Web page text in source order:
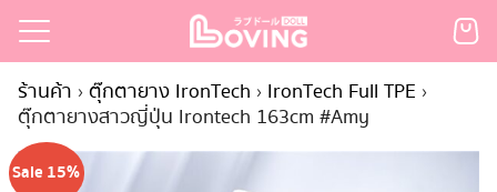
Skip
content
ก
for:
ร้านค้า › ตุ๊กตายาง IronTech › IronTech Full TPE ›
ตุ๊กตายางสาวญี่ปุ่น Irontech 163cm #Amy
Sale 15%